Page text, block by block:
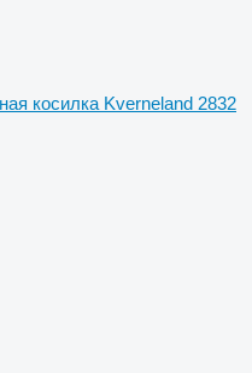
косилка Kverneland 2832